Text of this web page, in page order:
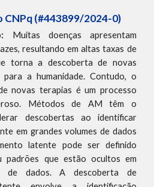
CNPq (#443899/2024-0)
Muitas doenças apresentam
resultando em altas taxas de
torna a descoberta de novas
para a humanidade. Contudo, o
novas terapias é um processo
Métodos de AM têm o
descobertas ao identificar
em grandes volumes de dados
latente pode ser definido
padrões que estão ocultos em
de dados. A descoberta de